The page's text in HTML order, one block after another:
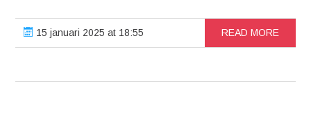
15 januari 2025 at 18:55 READ MORE